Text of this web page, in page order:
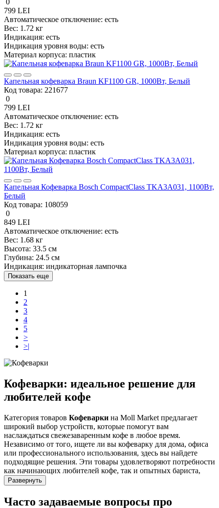
799 LEI
Автоматическое отключение: есть
Вес: 1.72 кг
Индикация: есть
Индикация уровня воды: есть
Материал корпуса: пластик
Капельная кофеварка Braun KF1100 GR, 1000Вт, Белый
Код товара: 221677
0
799 LEI
Автоматическое отключение: есть
Вес: 1.72 кг
Индикация: есть
Индикация уровня воды: есть
Материал корпуса: пластик
Капельная Кофеварка Bosch CompactClass TKA3A031, 1100Вт,
Белый
Код товара: 108059
0
849 LEI
Автоматическое отключение: есть
Вес: 1.68 кг
Высота: 33.5 см
Глубина: 24.5 см
Индикация: индикаторная лампочка
Показать еще
1
2
3
4
5
>
>|
Кофеварки: идеальное решение для
любителей кофе
Категория товаров Кофеварки на Moll Market предлагает
широкий выбор устройств, которые помогут вам
наслаждаться свежезаваренным кофе в любое время.
Независимо от того, ищете ли вы кофеварку для дома, офиса
или профессионального использования, здесь вы найдете
подходящие решения. Эти товары удовлетворяют потребности
как начинающих любителей кофе, так и опытных бариста,
обеспечивая высокое качество напитка и удобство в
использовании.
Развернуть
Часто задаваемые вопросы про